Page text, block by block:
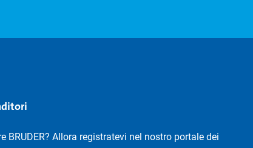
BRUDER? Allora registratevi nel nostro portale dei